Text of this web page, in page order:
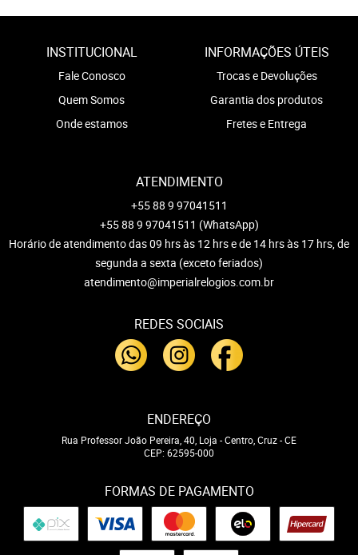
INSTITUCIONAL
Fale Conosco
Quem Somos
Onde estamos
INFORMAÇÕES ÚTEIS
Trocas e Devoluções
Garantia dos produtos
Fretes e Entrega
ATENDIMENTO
+55 88 9 97041511
+55 88 9 97041511 (WhatsApp)
Horário de atendimento das 09 hrs às 12 hrs e de 14 hrs às 17 hrs, de
segunda a sexta (exceto feriados)
atendimento@imperialrelogios.com.br
REDES SOCIAIS
ENDEREÇO
Rua Professor João Pereira, 40, Loja -Centro, Cruz-CE
CEP: 62595-000
FORMAS DE PAGAMENTO